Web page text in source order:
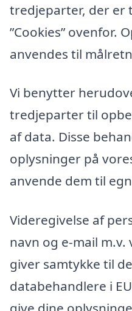
tredjeparter, der er
”Cookies” ovenfor.
anvendes til
Vi benytter
tredjeparter til
af data. Disse
oplysninger på
anvende dem til
Videregivelse af
navn og e-mail m.v.
giver samtykke til
databehandlere i